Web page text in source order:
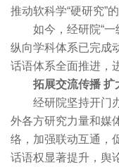
推动软科学“硬研究”
如今，经研院“一
纵向学科体系已完成
话语体系全面推进，
拓展交流传播 扩
经研院坚持开门
外各方研究力量和媒
络，加强联动互通，
话语权显著提升，舆